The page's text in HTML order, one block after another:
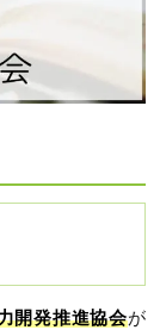
開発推進協会が